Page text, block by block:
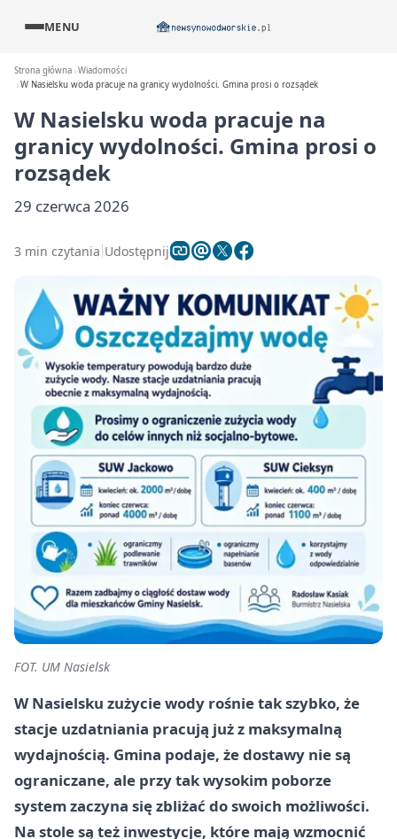
MENU
Strona główna Wiadomości
W Nasielsku woda pracuje na granicy wydolności. Gmina prosi o rozsądek
W Nasielsku woda pracuje na
granicy wydolności. Gmina prosi o
rozsądek
29 czerwca 2026
3 min czytania Udostępnij
FOT. UM Nasielsk
W Nasielsku zużycie wody rośnie tak szybko, że
stacje uzdatniania pracują już z maksymalną
wydajnością. Gmina podaje, że dostawy nie są
ograniczane, ale przy tak wysokim poborze
system zaczyna się zbliżać do swoich możliwości.
Na stole są też inwestycje, które mają wzmocnić